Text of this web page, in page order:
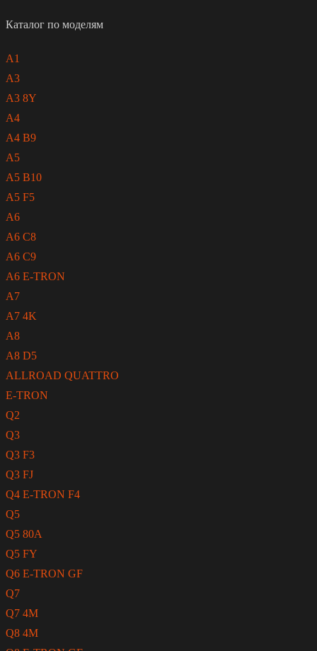
Каталог по моделям
A1
A3
A3 8Y
A4
A4 B9
A5
A5 B10
A5 F5
A6
A6 C8
A6 C9
A6 E-TRON
A7
A7 4K
A8
A8 D5
ALLROAD QUATTRO
E-TRON
Q2
Q3
Q3 F3
Q3 FJ
Q4 E-TRON F4
Q5
Q5 80A
Q5 FY
Q6 E-TRON GF
Q7
Q7 4M
Q8 4M